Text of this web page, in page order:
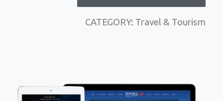
CATEGORY: Travel & Tourism